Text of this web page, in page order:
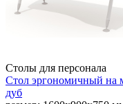
Столы для персонала
Стол эргономичный на
дуб